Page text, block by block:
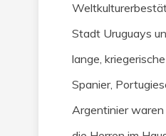
Stadt Uruguays
lange,
Spanier,
Argentinier